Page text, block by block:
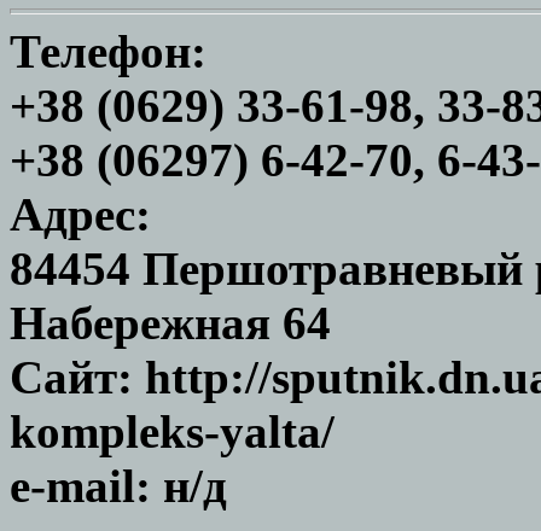
Телефон:
+38 (0629) 33-61-98, 33-
+38 (06297) 6-42-70, 6-
Адрес:
84454
Набережная 64
Сайт: http://
kompleks-yalta/
e-mail: н/д